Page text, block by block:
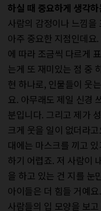
하실 때 중요하게 생각
사람의 감정이나 느낌을
아주 중요한 지점인데요
에 따라 조금씩 다르게
는게 또 재미있는 점 중
현 하나로, 인물들이 웃
요. 아무래도 제일 신경
분입니다. 그리고 제가
크게 웃을 일이 없더라
대에는 마스크를 끼고
하기 어렵죠. 저 사람이
을 하고 있는 건 지를 눈
아이들은 더 힘들 거예
사람들의 입 모양을 보